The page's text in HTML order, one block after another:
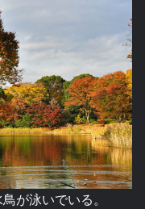
が泳いでいる。